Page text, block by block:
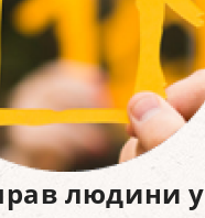
людини у